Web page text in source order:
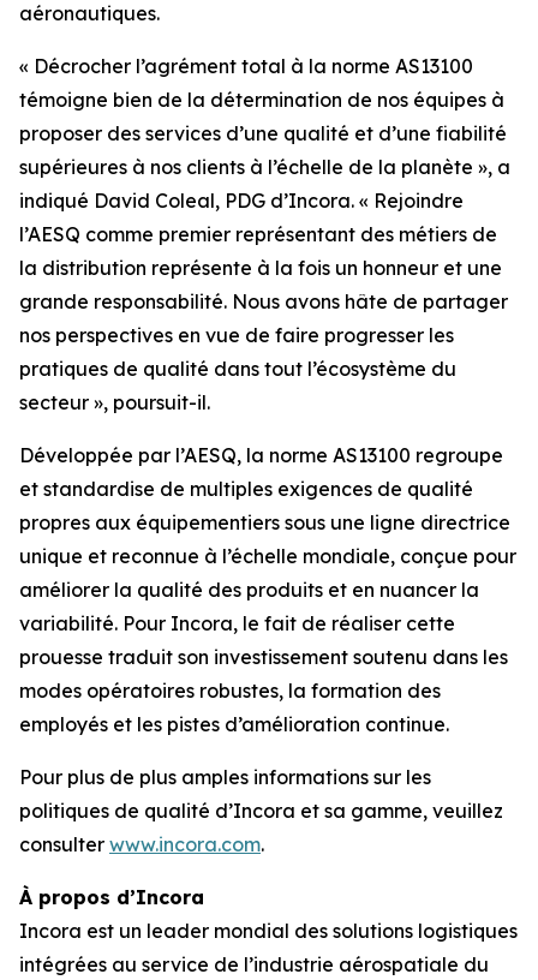
aéronautiques.
« Décrocher l’agrément total à la norme AS13100
témoigne bien de la détermination de nos équipes à
proposer des services d’une qualité et d’une fiabilité
supérieures à nos clients à l’échelle de la planète », a
indiqué David Coleal, PDG d’Incora. « Rejoindre
l’AESQ comme premier représentant des métiers de
la distribution représente à la fois un honneur et une
grande responsabilité. Nous avons hâte de partager
nos perspectives en vue de faire progresser les
pratiques de qualité dans tout l’écosystème du
secteur », poursuit-il.
Développée par l’AESQ, la norme AS13100 regroupe
et standardise de multiples exigences de qualité
propres aux équipementiers sous une ligne directrice
unique et reconnue à l’échelle mondiale, conçue pour
améliorer la qualité des produits et en nuancer la
variabilité. Pour Incora, le fait de réaliser cette
prouesse traduit son investissement soutenu dans les
modes opératoires robustes, la formation des
employés et les pistes d’amélioration continue.
Pour plus de plus amples informations sur les
politiques de qualité d’Incora et sa gamme, veuillez
consulter www.incora.com.
À propos d’Incora
Incora est un leader mondial des solutions logistiques
intégrées au service de l’industrie aérospatiale du